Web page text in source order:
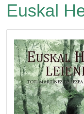
Euskal